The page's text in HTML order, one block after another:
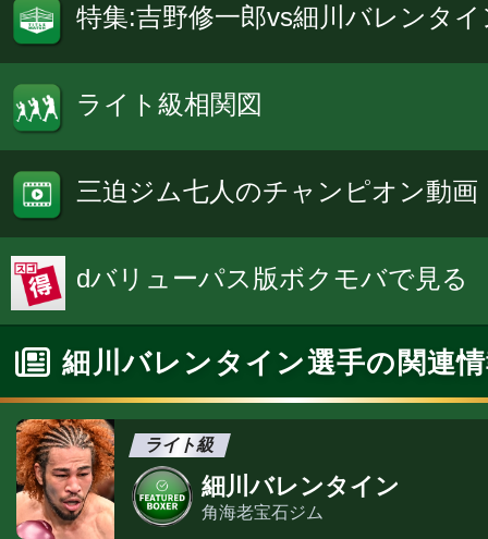
特集:吉野修一郎vs細川バレンタイ
ライト級相関図
三迫ジム七人のチャンピオン動画
dバリューパス版ボクモバで見る
細川バレンタイン選手の関連
ライト級
細川バレンタイン
角海老宝石ジム